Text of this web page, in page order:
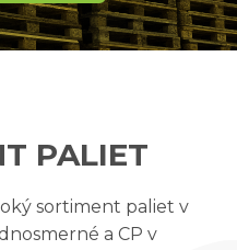
PALIET
sortiment paliet v
a CP v